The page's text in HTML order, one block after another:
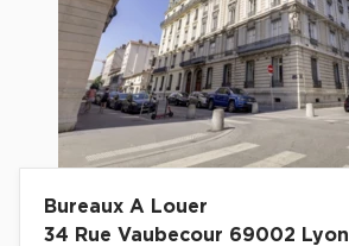
Bureaux A Louer
34 Rue Vaubecour 69002 Lyon